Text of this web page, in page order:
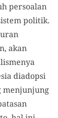
persoalan
politik.
akan
diadopsi
menjunjung